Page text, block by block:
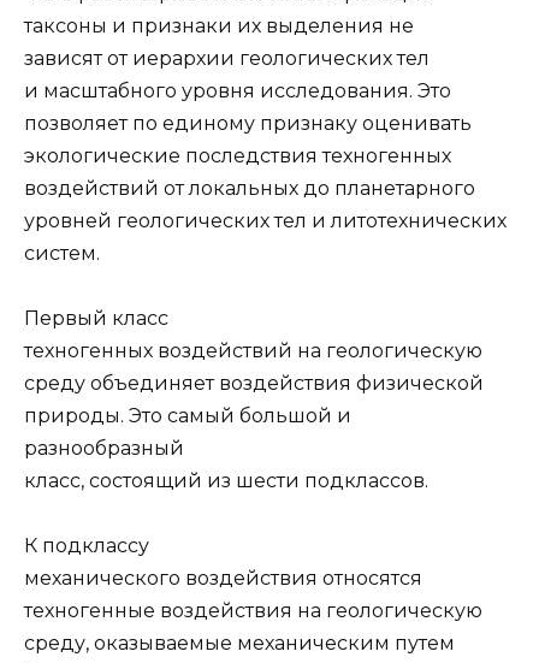
таксоны и признаки их выделения не
зависят от иерархии геологических тел
и масштабного уровня исследования. Это
позволяет по единому признаку оценивать
экологические последствия техно­генных
воздействий от локальных до планетарного
уровней геологических тел и литотехнических
систем.
Первый класс
техногенных воздействий на геологическую
среду объединяет воздействия физической
природы. Это самый большой и
разнообразный
класс, со­стоящий из шести подклассов.
К подклассу
механического воздействия относятся
техногенные воздействия на геологическую
среду, оказываемые механическим путем